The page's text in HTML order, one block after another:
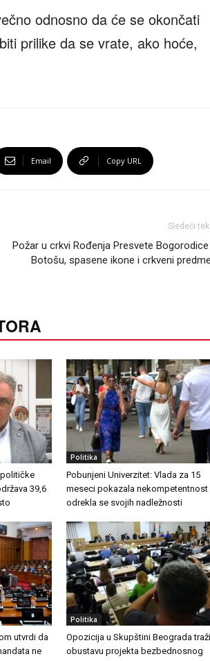
odnosno da će se okončati
prilike da se vrate, ako hoće,
Email Copy URL
Sledeći
Požar u crkvi Rođenja Presvete Bogorodice
Botošu, spasene ikone i crkveni
39,6
Politika
Pobunjeni Univerzitet: Vlada za 15
meseci pokazala nekompetentnost
odrekla se svojih nadležnosti
utvrdi da
ne
Politika
Opozicija u Skupštini Beograda traži
obustavu projekta bezbednosnog